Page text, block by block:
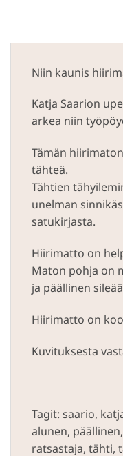
Niin kaunis
Katja Saarion
arkea niin
Tämän
tähteä.
Tähtien
unelman
satukirjasta.
Hiirimatto on
Maton pohja on
ja päällinen
Hiirimatto on
Kuvituksesta
Tagit: saario,
alunen,
ratsastaja, tähti,